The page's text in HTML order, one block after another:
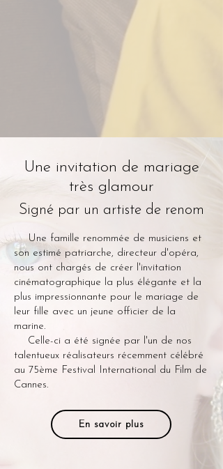
Une invitation de mariage
très glamour
Signé par un artiste de renom
Une famille renommée de musiciens et
son estimé patriarche, directeur d'opéra,
nous ont chargés de créer l'invitation
cinématographique la plus élégante et la
plus impressionnante pour le mariage de
leur fille avec un jeune officier de la
marine.
Celle-ci a été signée par l'un de nos
talentueux réalisateurs récemment célébré
au 75ème Festival International du Film de
Cannes.
En savoir plus